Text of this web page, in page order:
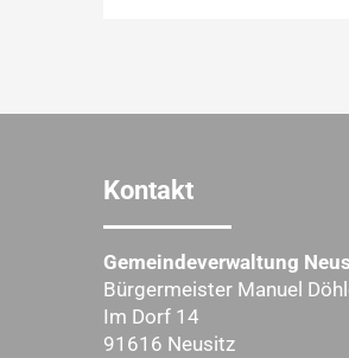
Kontakt
Gemeindeverwaltung
Bürgermeister Manuel
Im Dorf 14
91616 Neusitz